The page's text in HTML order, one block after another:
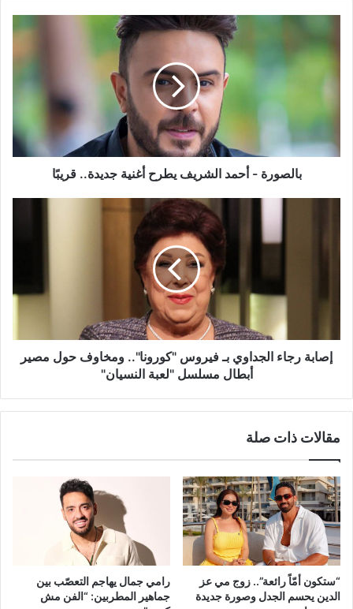
أحمد
الشريف
جديدة..
بالصورة - أحمد الشريف يطرح أغنية جديدة.. قريبًا
ومخاوف
مصير
أبطال
إصابة رجاء الجداوي بـ فيروس "كورونا".. ومخاوف حول مصير
أبطال مسلسل "لعبة النسيان"
مقالات ذات صلة
“ستكون أمّاً رائعة”.. زوج مي عز
الدين يحسم الجدل وصورة جديدة
رامي جمال يهاجم التعصّب بين
جماهير المطربين: “الفن مش